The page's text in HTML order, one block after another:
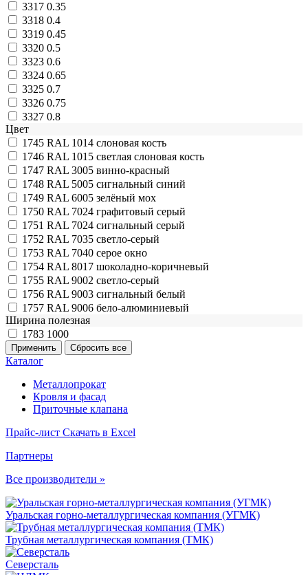
3317 0.35
3318 0.4
3319 0.45
3320 0.5
3323 0.6
3324 0.65
3325 0.7
3326 0.75
3327 0.8
Цвет
1745 RAL 1014 слоновая кость
1746 RAL 1015 светлая слоновая кость
1747 RAL 3005 винно-красный
1748 RAL 5005 сигнальный синий
1749 RAL 6005 зелёный мох
1750 RAL 7024 графитовый серый
1751 RAL 7024 сигнальный серый
1752 RAL 7035 светло-серый
1753 RAL 7040 серое окно
1754 RAL 8017 шоколадно-коричневый
1755 RAL 9002 светло-серый
1756 RAL 9003 сигнальный белый
1757 RAL 9006 бело-алюминиевый
Ширина полезная
1783 1000
Каталог
Металлопрокат
Кровля и фасад
Приточные клапана
Прайс-лист Скачать в Excel
Партнеры
Все производители »
Уральская горно-металлургическая компания (УГМК)
Трубная металлургическая компания (ТМК)
Северсталь